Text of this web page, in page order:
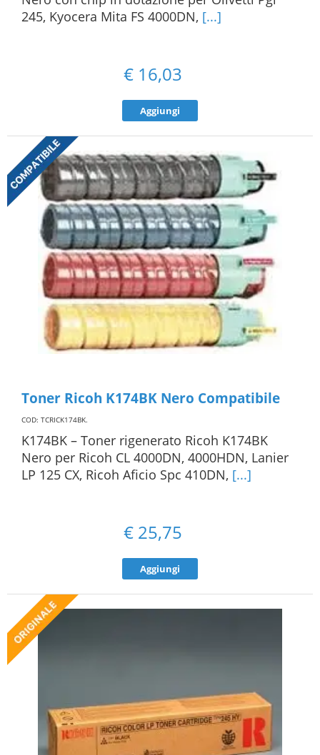
245, Kyocera Mita FS 4000DN, [...]
€ 16,03
Aggiungi
Toner Ricoh K174BK Nero Compatibile
COD: TCRICK174BK.
K174BK – Toner rigenerato Ricoh K174BK
Nero per Ricoh CL 4000DN, 4000HDN, Lanier
LP 125 CX, Ricoh Aficio Spc 410DN, [...]
€ 25,75
Aggiungi